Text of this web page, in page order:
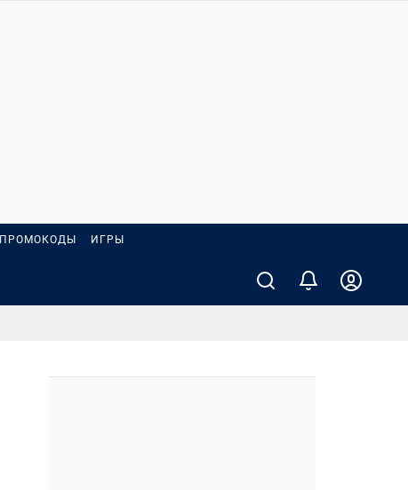
ПРОМОКОДЫ ИГРЫ